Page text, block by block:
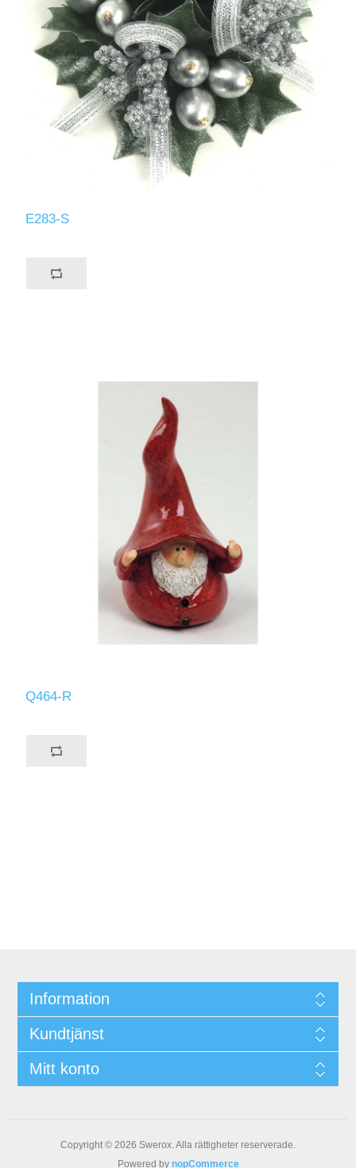
E283-S
Q464-R
Information
Kundtjänst
Mitt konto
Copyright © 2026 Swerox. Alla rättigheter reserverade.
Powered by nopCommerce